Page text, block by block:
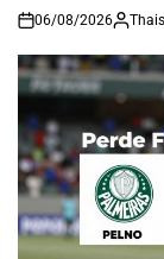
on
06/08/2026